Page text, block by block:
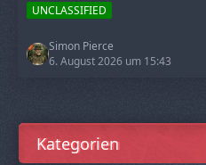
UNCLASSIFIED
Simon Pierce
6. August 2026 um 15:43
Kategorien